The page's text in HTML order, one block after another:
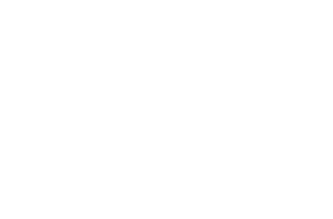
um Zug
nimmt
Menge an